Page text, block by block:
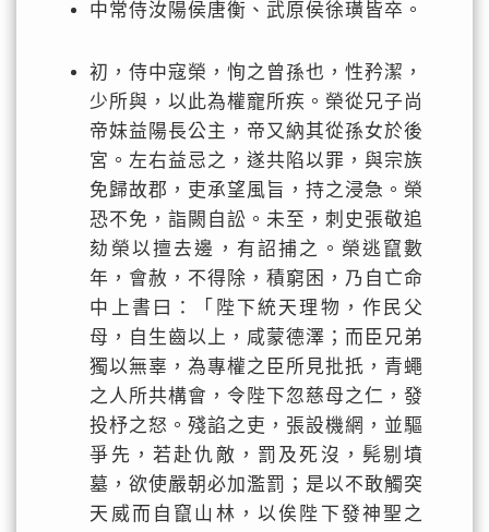
中常侍汝陽侯唐衡、武原侯徐璜皆卒。
初，侍中寇榮，恂之曾孫也，性矜潔，
少所與，以此為權寵所疾。榮從兄子尚
帝妹益陽長公主，帝又納其從孫女於後
宮。左右益忌之，遂共陷以罪，與宗族
免歸故郡，吏承望風旨，持之浸急。榮
恐不免，詣闕自訟。未至，刺史張敬追
劾榮以擅去邊，有詔捕之。榮逃竄數
年，會赦，不得除，積窮困，乃自亡命
中上書曰：「陛下統天理物，作民父
母，自生齒以上，咸蒙德澤；而臣兄弟
獨以無辜，為專權之臣所見批扺，青蠅
之人所共構會，令陛下忽慈母之仁，發
投杼之怒。殘諂之吏，張設機網，並驅
爭先，若赴仇敵，罰及死沒，髡剔墳
墓，欲使嚴朝必加濫罰；是以不敢觸突
天威而自竄山林，以俟陛下發神聖之